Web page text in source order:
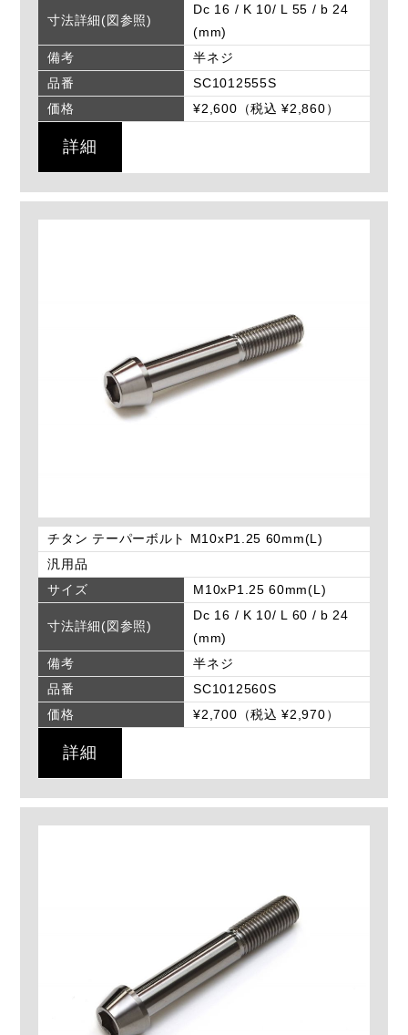
寸法詳細(図参照)
Dc 16 / K 10/ L 55 / b 24
(mm)
備考
半ネジ
品番
SC1012555S
価格
¥2,600（税込 ¥2,860）
詳細
チタン テーパーボルト M10xP1.25 60mm(L)
汎用品
サイズ
M10xP1.25 60mm(L)
寸法詳細(図参照)
Dc 16 / K 10/ L 60 / b 24
(mm)
備考
半ネジ
品番
SC1012560S
価格
¥2,700（税込 ¥2,970）
詳細